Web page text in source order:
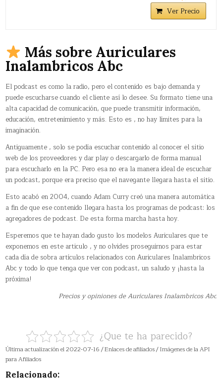
Ver Precio
Más sobre Auriculares
Inalambricos Abc
El podcast es como la radio, pero el contenido es bajo demanda y
puede escucharse cuando el cliente así lo desee. Su formato tiene una
alta capacidad de comunicación, que puede transmitir información,
educación, entretenimiento y más. Esto es , no hay límites para la
imaginación.
Antiguamente , solo se podía escuchar contenido al conocer el sitio
web de los proveedores y dar play o descargarlo de forma manual
para escucharlo en la PC. Pero esa no era la manera ideal de escuchar
un podcast, porque era preciso que el navegante llegara hasta el sitio.
Esto acabó en 2004, cuando Adam Curry creó una manera automática
a fin de que ese contenido llegara hasta los programas de podcast: los
agregadores de podcast. De esta forma marcha hasta hoy.
Esperemos que te hayan dado gusto los modelos Auriculares que te
exponemos en este articulo , y no olvides proseguirnos para estar
cada día de sobra artículos relacionados con Auriculares Inalambricos
Abc y todo lo que tenga que ver con podcast, un saludo y ¡hasta la
próxima!
Precios y opiniones de Auriculares Inalambricos Abc
¿Que te ha parecido?
Última actualización el 2022-07-16 / Enlaces de afiliados / Imágenes de la API
para Afiliados
Relacionado: